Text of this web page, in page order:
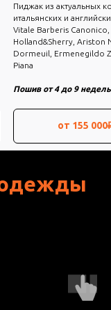
Пиджак из постоянной
коллекций тканей Loro
Пошив от 6 до 9
от 195